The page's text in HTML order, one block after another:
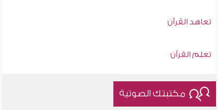
تعاهد القرآن
تعلم القرآن
مكتبتك الصوتية